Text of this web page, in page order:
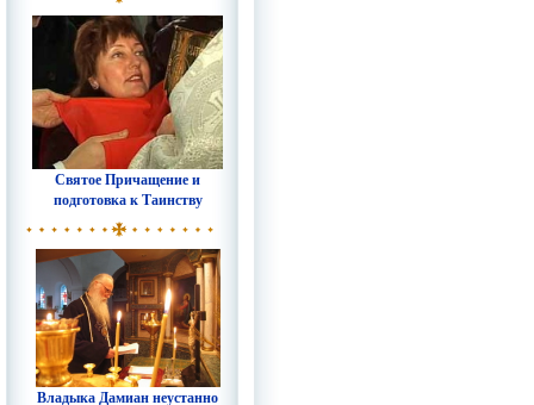
Святое Причащение и
подготовка к Таинству
Владыка Дамиан неустанно